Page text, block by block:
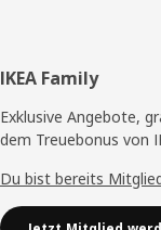
Fußzeile
IKEA Family
Exklusive Angebote,
dem Treuebonus von
Du bist bereits